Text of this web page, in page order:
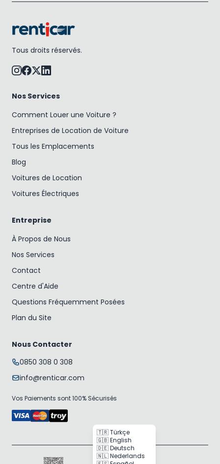
Tous droits réservés.
Nos Services
Comment Louer une Voiture ?
Entreprises de Location de Voiture
Tous les Emplacements
Blog
Voitures de Location
Voitures Électriques
Entreprise
À Propos de Nous
Nos Services
Contact
Centre d'Aide
Questions Fréquemment Posées
Plan du Site
Nous Contacter
0850 308 0 308
info@renticar.com
Vos Paiements sont 100% Sécurisés
🇹🇷 Türkçe
🇬🇧 English
🇩🇪 Deutsch
🇳🇱 Nederlands